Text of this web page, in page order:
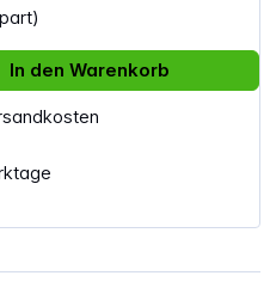
gewünschten
In den Warenkorb